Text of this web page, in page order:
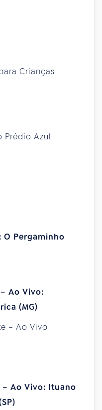
Crianças
Prédio Azul
O Pergaminho
Ao Vivo:
(MG)
– Ao Vivo
– Ao Vivo: Ituano